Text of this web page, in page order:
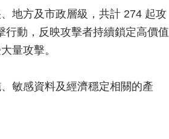
地方及市政層級，共計 274 起攻
動，反映攻擊者持續鎖定高價值
量攻擊。
敏感資料及經濟穩定相關的產